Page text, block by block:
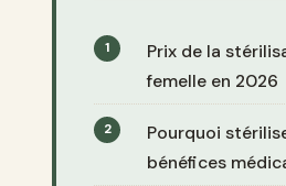
Prix de la
femelle en 2026
Pourquoi
bénéfices